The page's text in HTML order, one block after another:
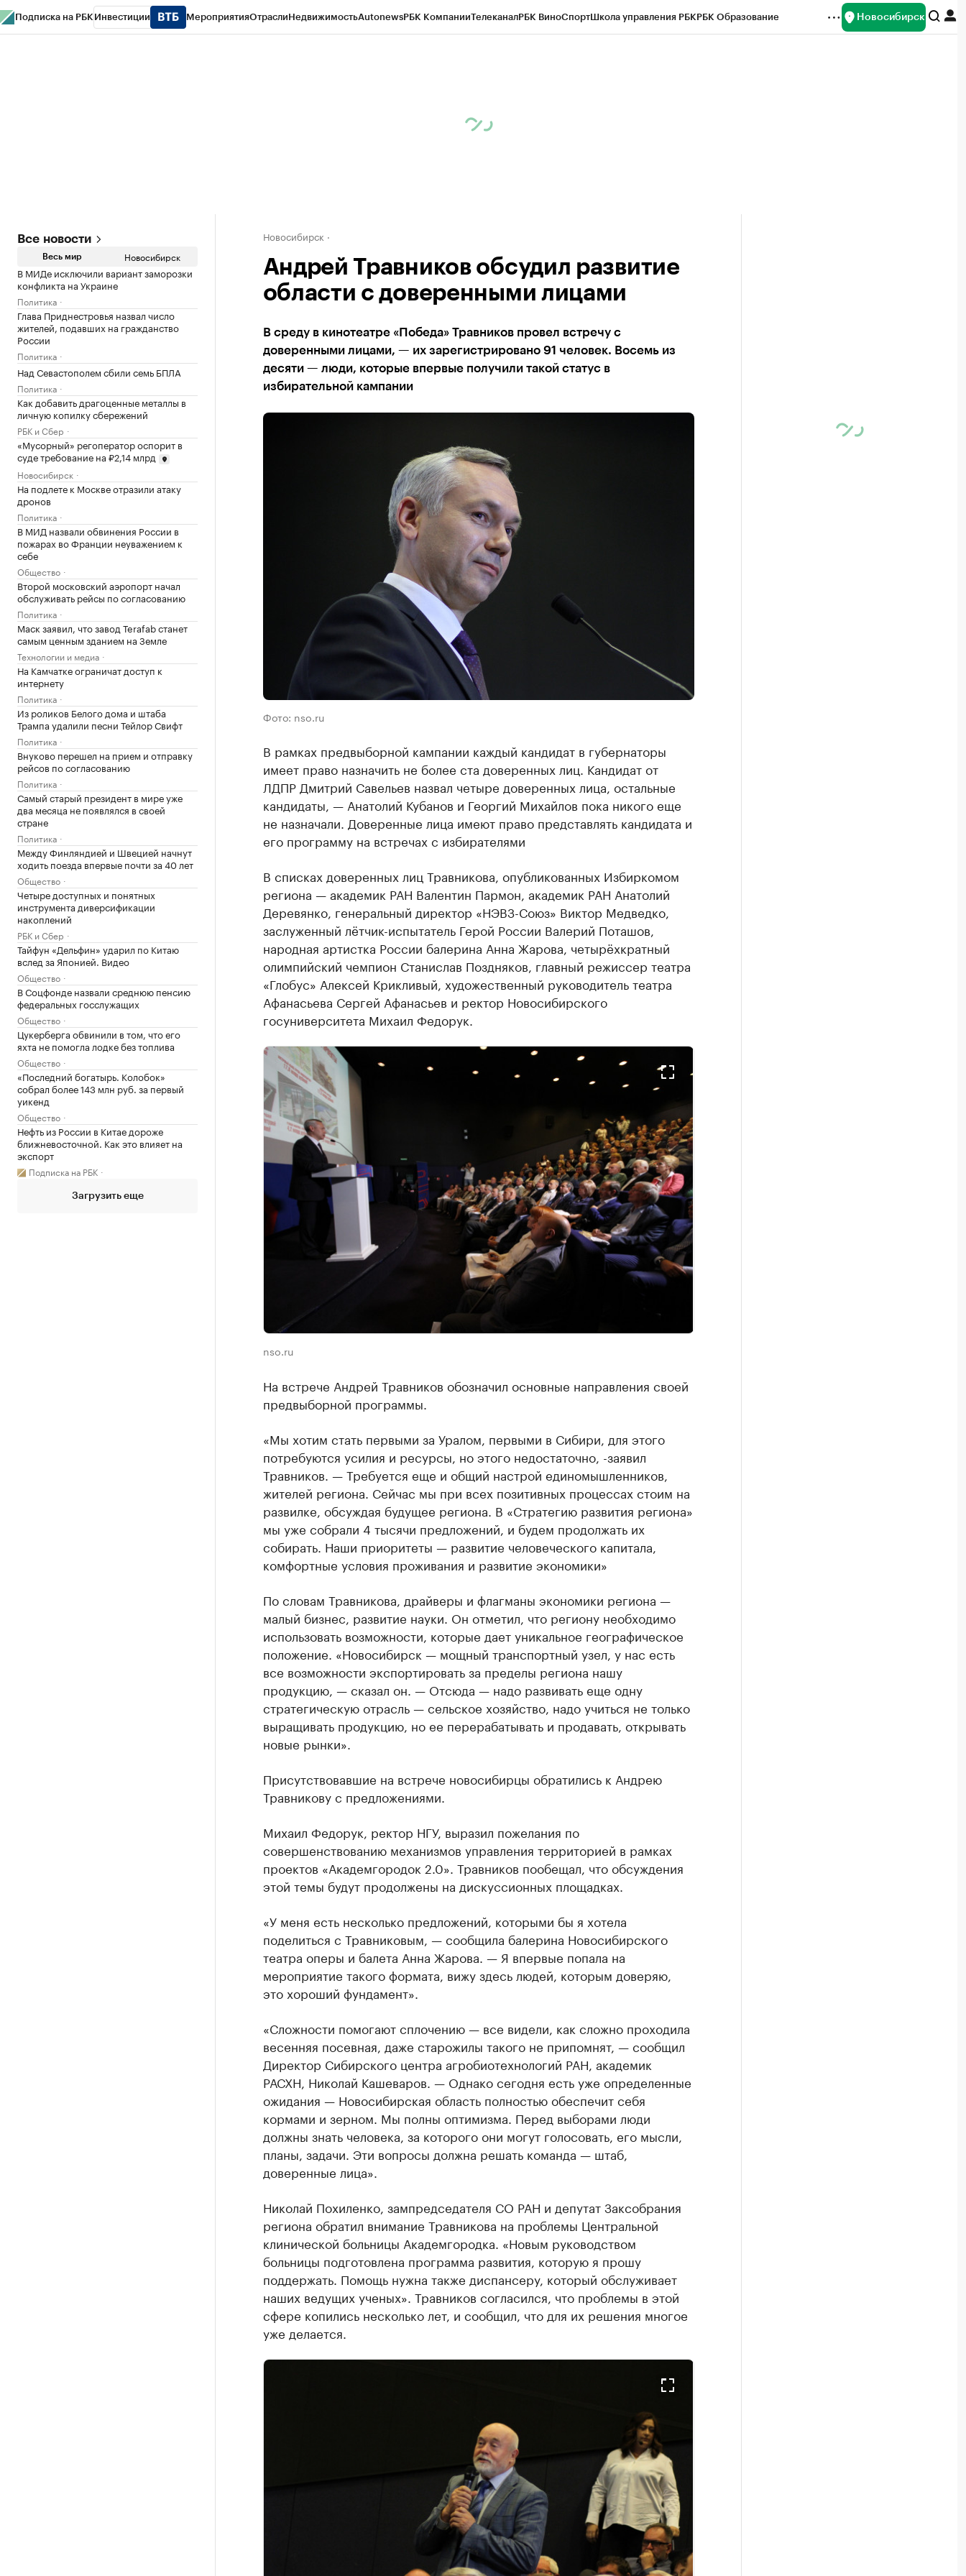
Подписка на РБК Инвестиции МероприятияОтраслиНедвижимостьAutonewsРБК КомпанииТелеканалРБК ВиноСпортШкола управления РБКРБК Образование Новосибирск
Все новости
Весь мир Новосибирск
В МИДе исключили вариант заморозки
конфликта на Украине
Политика
Глава Приднестровья назвал число
жителей, подавших на гражданство
России
Политика
Над Севастополем сбили семь БПЛА
Политика
Как добавить драгоценные металлы в
личную копилку сбережений
РБК и Сбер
«Мусорный» регоператор оспорит в
суде требование на ₽2,14 млрд
Новосибирск
На подлете к Москве отразили атаку
дронов
Политика
В МИД назвали обвинения России в
пожарах во Франции неуважением к
себе
Общество
Второй московский аэропорт начал
обслуживать рейсы по согласованию
Политика
Маск заявил, что завод Terafab станет
самым ценным зданием на Земле
Технологии и медиа
На Камчатке ограничат доступ к
интернету
Политика
Из роликов Белого дома и штаба
Трампа удалили песни Тейлор Свифт
Политика
Внуково перешел на прием и отправку
рейсов по согласованию
Политика
Самый старый президент в мире уже
два месяца не появлялся в своей
стране
Политика
Между Финляндией и Швецией начнут
ходить поезда впервые почти за 40 лет
Общество
Четыре доступных и понятных
инструмента диверсификации
накоплений
РБК и Сбер
Тайфун «Дельфин» ударил по Китаю
вслед за Японией. Видео
Общество
В Соцфонде назвали среднюю пенсию
федеральных госслужащих
Общество
Цукерберга обвинили в том, что его
яхта не помогла лодке без топлива
Общество
«Последний богатырь. Колобок»
собрал более 143 млн руб. за первый
уикенд
Общество
Нефть из России в Китае дороже
ближневосточной. Как это влияет на
экспорт
Подписка на РБК
Загрузить еще
Новосибирск
Андрей Травников обсудил развитие
области с доверенными лицами
В среду в кинотеатре «Победа» Травников провел встречу с
доверенными лицами, — их зарегистрировано 91 человек. Восемь из
десяти — люди, которые впервые получили такой статус в
избирательной кампании
Фото: nso.ru
В рамках предвыборной кампании каждый кандидат в губернаторы
имеет право назначить не более ста доверенных лиц. Кандидат от
ЛДПР Дмитрий Савельев назвал четыре доверенных лица, остальные
кандидаты, — Анатолий Кубанов и Георгий Михайлов пока никого еще
не назначали. Доверенные лица имеют право представлять кандидата и
его программу на встречах с избирателями
В списках доверенных лиц Травникова, опубликованных Избиркомом
региона — академик РАН Валентин Пармон, академик РАН Анатолий
Деревянко, генеральный директор «НЭВЗ-Союз» Виктор Медведко,
заслуженный лётчик-испытатель Герой России Валерий Поташов,
народная артистка России балерина Анна Жарова, четырёхкратный
олимпийский чемпион Станислав Поздняков, главный режиссер театра
«Глобус» Алексей Крикливый, художественный руководитель театра
Афанасьева Сергей Афанасьев и ректор Новосибирского
госуниверситета Михаил Федорук.
nso.ru
На встрече Андрей Травников обозначил основные направления своей
предвыборной программы.
«Мы хотим стать первыми за Уралом, первыми в Сибири, для этого
потребуются усилия и ресурсы, но этого недостаточно, -заявил
Травников. — Требуется еще и общий настрой единомышленников,
жителей региона. Сейчас мы при всех позитивных процессах стоим на
развилке, обсуждая будущее региона. В «Стратегию развития региона»
мы уже собрали 4 тысячи предложений, и будем продолжать их
собирать. Наши приоритеты — развитие человеческого капитала,
комфортные условия проживания и развитие экономики»
По словам Травникова, драйверы и флагманы экономики региона —
малый бизнес, развитие науки. Он отметил, что региону необходимо
использовать возможности, которые дает уникальное географическое
положение. «Новосибирск — мощный транспортный узел, у нас есть
все возможности экспортировать за пределы региона нашу
продукцию, — сказал он. — Отсюда — надо развивать еще одну
стратегическую отрасль — сельское хозяйство, надо учиться не только
выращивать продукцию, но ее перерабатывать и продавать, открывать
новые рынки».
Присутствовавшие на встрече новосибирцы обратились к Андрею
Травникову с предложениями.
Михаил Федорук, ректор НГУ, выразил пожелания по
совершенствованию механизмов управления территорией в рамках
проектов «Академгородок 2.0». Травников пообещал, что обсуждения
этой темы будут продолжены на дискуссионных площадках.
«У меня есть несколько предложений, которыми бы я хотела
поделиться с Травниковым, — сообщила балерина Новосибирского
театра оперы и балета Анна Жарова. — Я впервые попала на
мероприятие такого формата, вижу здесь людей, которым доверяю,
это хороший фундамент».
«Сложности помогают сплочению — все видели, как сложно проходила
весенняя посевная, даже старожилы такого не припомнят, — сообщил
Директор Сибирского центра агробиотехнологий РАН, академик
РАСХН, Николай Кашеваров. — Однако сегодня есть уже определенные
ожидания — Новосибирская область полностью обеспечит себя
кормами и зерном. Мы полны оптимизма. Перед выборами люди
должны знать человека, за которого они могут голосовать, его мысли,
планы, задачи. Эти вопросы должна решать команда — штаб,
доверенные лица».
Николай Похиленко, зампредседателя СО РАН и депутат Заксобрания
региона обратил внимание Травникова на проблемы Центральной
клинической больницы Академгородка. «Новым руководством
больницы подготовлена программа развития, которую я прошу
поддержать. Помощь нужна также диспансеру, который обслуживает
наших ведущих ученых». Травников согласился, что проблемы в этой
сфере копились несколько лет, и сообщил, что для их решения многое
уже делается.